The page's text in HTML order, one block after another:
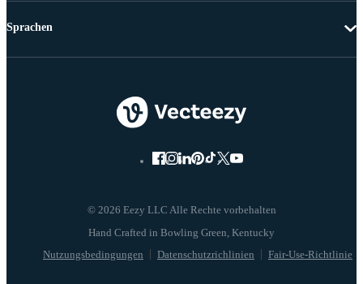
© 2026 Eezy LLC Alle Rechte vorbehalten
Nutzungsbedingungen Datenschutzrichlinien Fair-Use-Richtlinie
Sprachen